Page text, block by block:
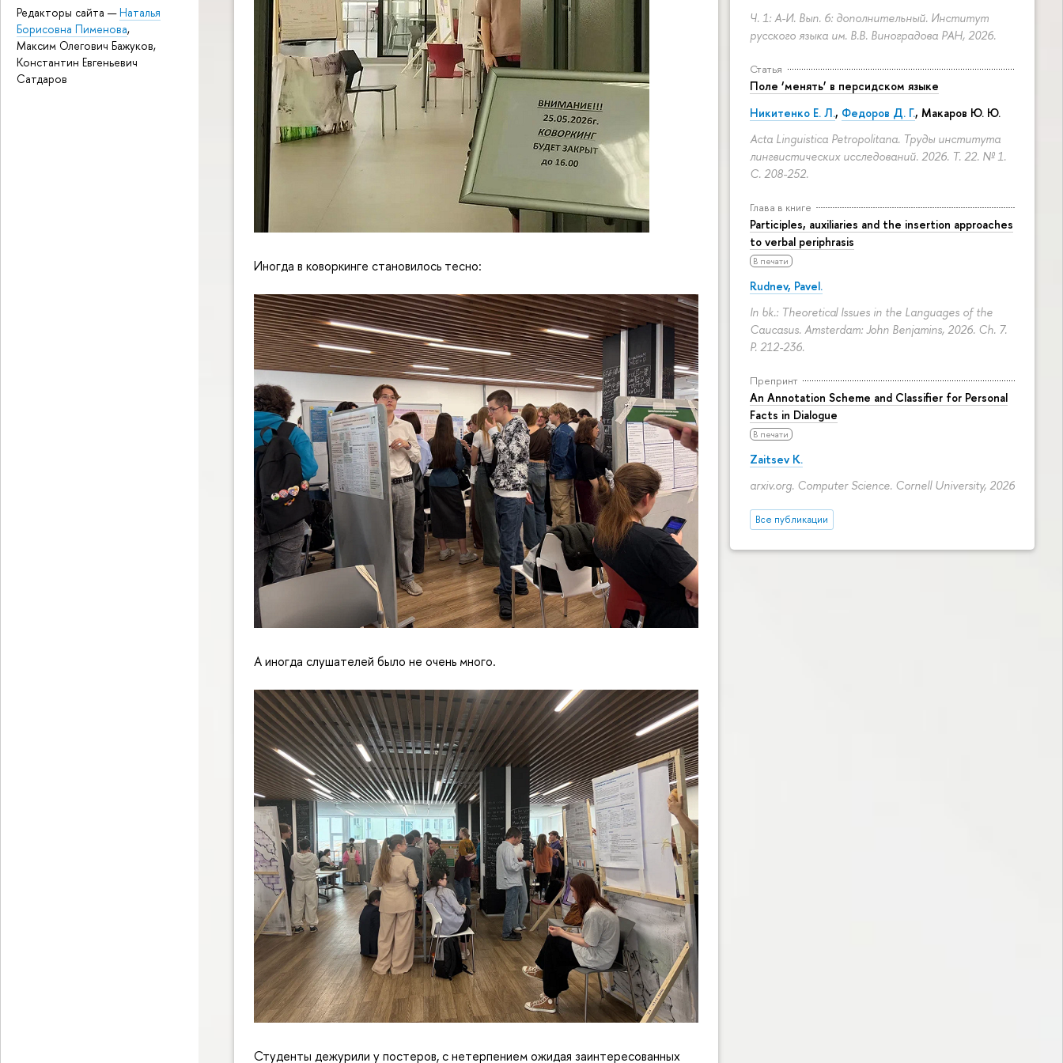
Редакторы сайта —Наталья
Борисовна Пименова,
Максим Олегович Бажуков,
Константин Евгеньевич
Сатдаров
Ч. 1: А-И. Вып. 6: дополнительный. Институт
русского языка им. В.В. Виноградова РАН, 2026.
Статья
Поле ‘менять’ в персидском языке
Никитенко Е. Л., Федоров Д. Г., Макаров Ю. Ю.
Acta Linguistica Petropolitana. Труды института
лингвистических исследований. 2026. Т. 22. № 1.
С. 208-252.
Глава в книге
Participles, auxiliaries and the insertion approaches
to verbal periphrasis
В печати
Rudnev, Pavel.
In bk.: Theoretical Issues in the Languages of the
Caucasus. Amsterdam: John Benjamins, 2026. Ch. 7.
P. 212-236.
Препринт
An Annotation Scheme and Classifier for Personal
Facts in Dialogue
В печати
Zaitsev K.
arxiv.org. Computer Science. Cornell University, 2026
Все публикации
Иногда в коворкинге становилось тесно:
А иногда слушателей было не очень много.
Студенты дежурили у постеров, с нетерпением ожидая заинтересованных